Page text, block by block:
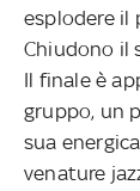
esplodere il
Chiudono il
Il finale è
gruppo, un
sua
venature